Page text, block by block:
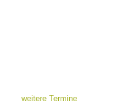
weitere Termine